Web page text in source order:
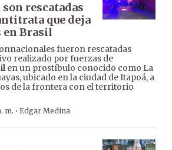
son rescatadas
que deja
en Brasil
fueron rescatadas
realizado por fuerzas de
en un prostíbulo conocido como La
ubicado en la ciudad de Itapoá, a
de la frontera con el territorio
m. · Edgar Medina